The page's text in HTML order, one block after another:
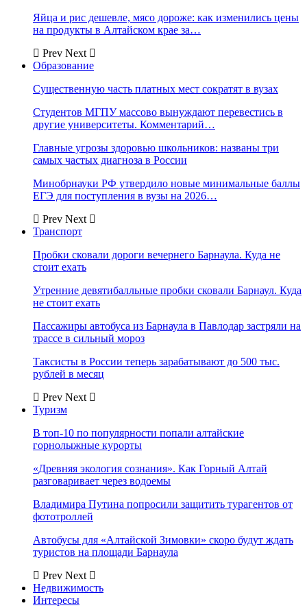
Яйца и рис дешевле, мясо дороже: как изменились цены
на продукты в Алтайском крае за…
Prev Next
Образование
Существенную часть платных мест сократят в вузах
Студентов МГПУ массово вынуждают перевестись в
другие университеты. Комментарий…
Главные угрозы здоровью школьников: названы три
самых частых диагноза в России
Минобрнауки РФ утвердило новые минимальные баллы
ЕГЭ для поступления в вузы на 2026…
Prev Next
Транспорт
Пробки сковали дороги вечернего Барнаула. Куда не
стоит ехать
Утренние девятибалльные пробки сковали Барнаул. Куда
не стоит ехать
Пассажиры автобуса из Барнаула в Павлодар застряли на
трассе в сильный мороз
Таксисты в России теперь зарабатывают до 500 тыс.
рублей в месяц
Prev Next
Туризм
В топ-10 по популярности попали алтайские
горнолыжные курорты
«Древняя экология сознания». Как Горный Алтай
разговаривает через водоемы
Владимира Путина попросили защитить турагентов от
фототроллей
Автобусы для «Алтайской Зимовки» скоро будут ждать
туристов на площади Барнаула
Prev Next
Недвижимость
Интересы